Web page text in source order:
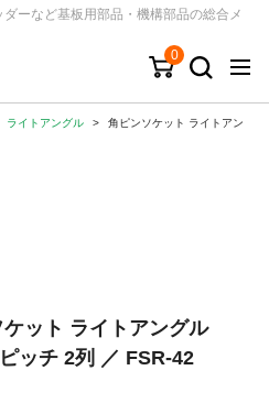
ーなど基板用部品・機構部品の総合メ
0
ライトアングル >
角ピンソケット ライトアン
ット ライトアングル
ッチ 2列 ／ FSR-42